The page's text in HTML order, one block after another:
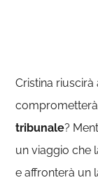
Cristina
comprometterà
tribunale?
un viaggio che
e affronterà un